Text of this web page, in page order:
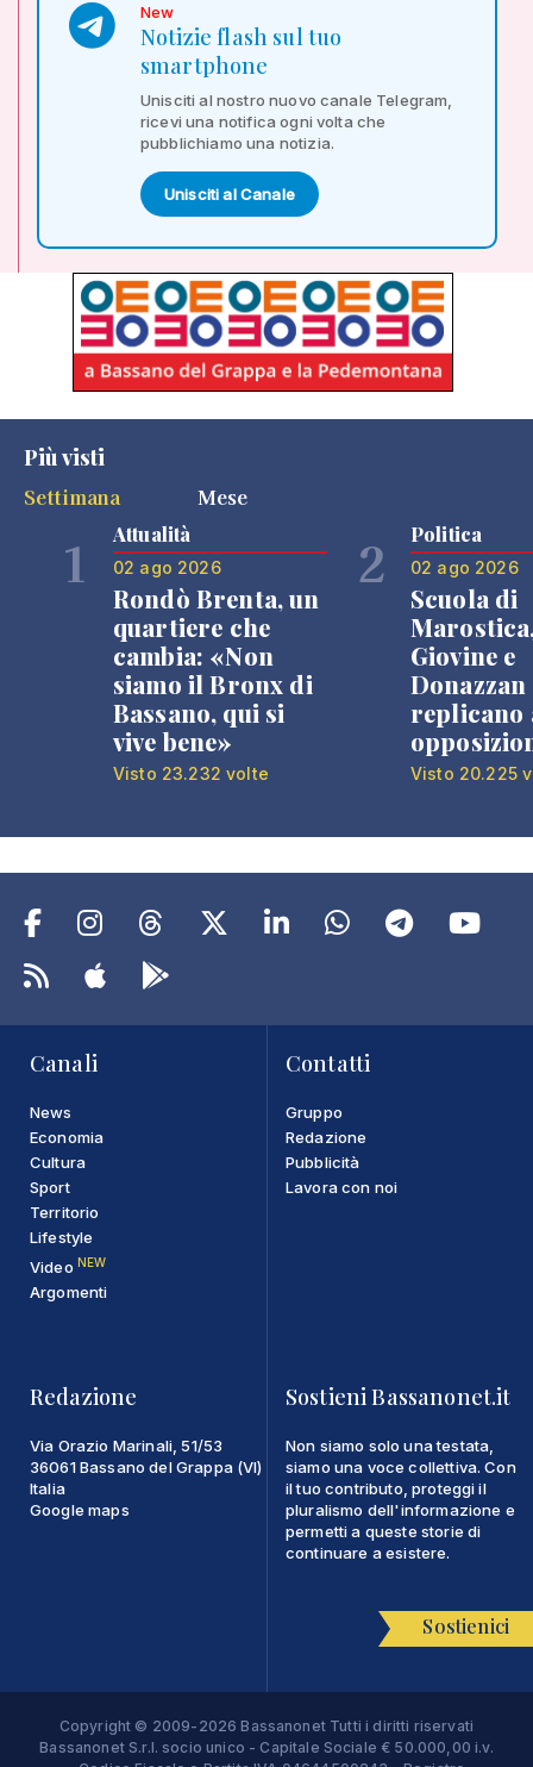
New
Notizie flash sul tuo
smartphone
Unisciti al nostro nuovo canale Telegram,
ricevi una notifica ogni volta che
pubblichiamo una notizia.
Unisciti al Canale
Più visti
Settimana
Mese
1 Attualità
02 ago 2026
Rondò Brenta, un
quartiere che
cambia: «Non
siamo il Bronx di
Bassano, qui si
vive bene»
Visto 23.232 volte
2 Politica
02 ago 2026
Scuola di
Giovine e
Donazzan
replicano
Visto 20.225
Canali
News
Economia
Cultura
Sport
Territorio
Lifestyle
Video NEW
Argomenti
Contatti
Gruppo
Redazione
Pubblicità
Lavora con noi
Redazione
Via Orazio Marinali, 51/53
36061 Bassano del Grappa (VI)
Italia
Google maps
Sostieni Bassanonet.it
Non siamo solo una testata,
siamo una voce collettiva. Con
il tuo contributo, proteggi il
pluralismo dell'informazione e
permetti a queste storie di
continuare a esistere.
Sostienici
Copyright © 2009-2026 Bassanonet Tutti i diritti riservati
Bassanonet S.r.l. socio unico - Capitale Sociale € 50.000,00 i.v.